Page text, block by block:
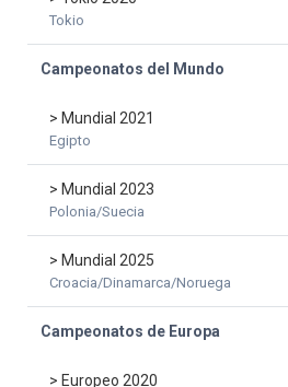
Tokio
Campeonatos del Mundo
> Mundial 2021
Egipto
> Mundial 2023
Polonia/Suecia
> Mundial 2025
Croacia/Dinamarca/Noruega
Campeonatos de Europa
> Europeo 2020